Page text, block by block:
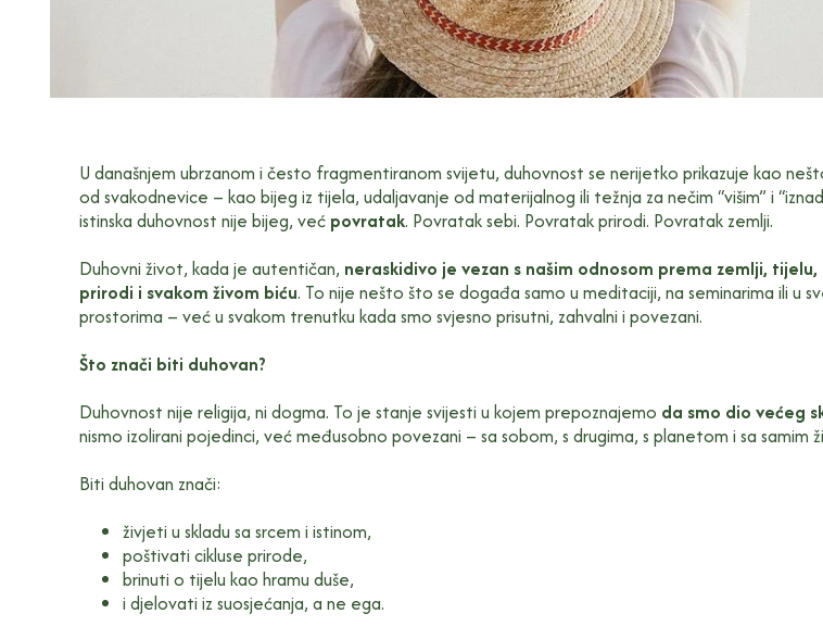
U današnjem ubrzanom i često fragmentiranom svijetu, duhovnost se nerijetko prikazuje kao
od svakodnevice – kao bijeg iz tijela, udaljavanje od materijalnog ili težnja za nečim “višim” i
istinska duhovnost nije bijeg, već povratak. Povratak sebi. Povratak prirodi. Povratak zemlji.
Duhovni život, kada je autentičan, neraskidivo je vezan s našim odnosom prema zemlji, tijelu,
prirodi i svakom živom biću. To nije nešto što se događa samo u meditaciji, na seminarima ili u
prostorima – već u svakom trenutku kada smo svjesno prisutni, zahvalni i povezani.
Što znači biti duhovan?
Duhovnost nije religija, ni dogma. To je stanje svijesti u kojem prepoznajemo da smo dio većeg
nismo izolirani pojedinci, već međusobno povezani – sa sobom, s drugima, s planetom i sa samim
Biti duhovan znači:
živjeti u skladu sa srcem i istinom,
poštivati cikluse prirode,
brinuti o tijelu kao hramu duše,
i djelovati iz suosjećanja, a ne ega.